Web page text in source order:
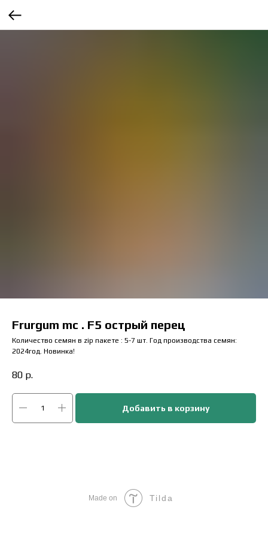
Frurgum mc . F5 острый перец
Количество семян в zip пакете : 5-7 шт. Год производства семян:
2024год. Новинка!
80 р.
Добавить в корзину
Made on Tilda